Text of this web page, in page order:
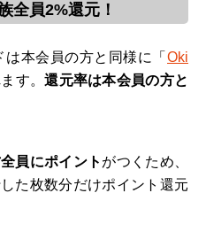
全員2%還元！
本会員の方と同様に「 Oki
す。還元率は本会員の方と
員にポイント がつくため、
た枚数分だけポイント還元